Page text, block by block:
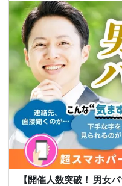
【開催人数突破！ 男女